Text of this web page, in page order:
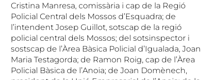
Cristina Manresa, comissària i cap de la Regió
Policial Central dels Mossos d’Esquadra; de
l’intendent Josep Guillot, sotscap de la regió
policial central dels Mossos; del sotsinspector i
sostscap de l’Àrea Bàsica Policial d’Igualada, Joan
Maria Testagorda; de Ramon Roig, cap de l’Àrea
Policial Bàsica de l’Anoia; de Joan Domènech,